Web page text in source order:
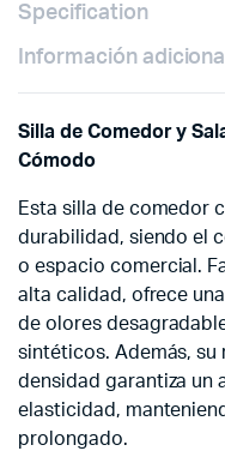
Specification
Información adicional
Silla de Comedor y
Cómodo
Esta silla de comedor
durabilidad, siendo el
o espacio comercial.
alta calidad, ofrece
de olores
sintéticos. Además, su
densidad garantiza un
elasticidad,
prolongado.